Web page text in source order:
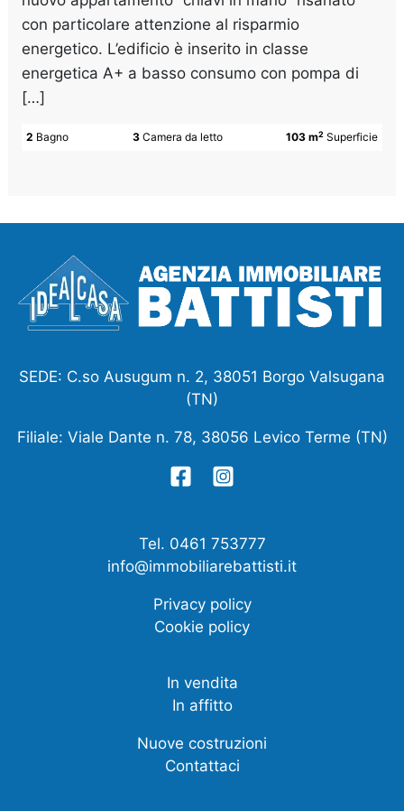
con particolare attenzione al risparmio
energetico. L’edificio è inserito in classe
energetica A+ a basso consumo con pompa di
[…]
103 m2 Superficie
3 Camera da letto
2 Bagno
SEDE: C.so Ausugum n. 2, 38051 Borgo Valsugana
(TN)
Filiale: Viale Dante n. 78, 38056 Levico Terme (TN)
Tel. 0461 753777
info@immobiliarebattisti.it
Privacy policy
Cookie policy
In vendita
In affitto
Nuove costruzioni
Contattaci